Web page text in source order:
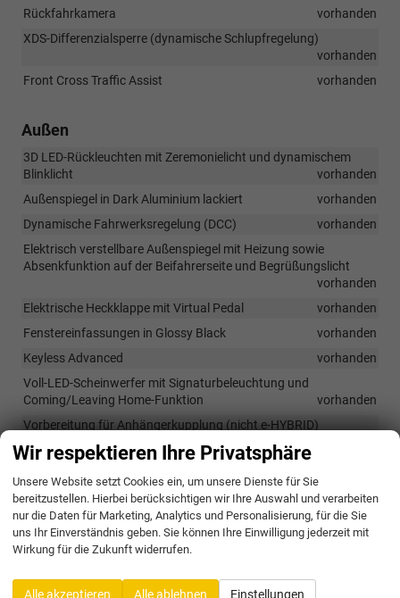
Rückfahrkamera
vorhanden
XDS-Differenzialsperre (dynamische Schlupfregelung)
vorhanden
Front Cross Traffic Assist
vorhanden
Außen
3D LED-Rückleuchten mit Zeremonielicht und dynamischem
Blinklicht
vorhanden
Außenspiegel in Dark Aluminium lackiert
vorhanden
Dynamische Fahrwerksregelung (DCC)
vorhanden
Elektrisch verstellbare Außenspiegel mit Heizung sowie
Absenkfunktion auf der Beifahrerseite und Begrüßungslicht
vorhanden
Elektrische Heckklappe mit Virtual Pedal
vorhanden
Fenstereinfassungen in Glossy Black
vorhanden
Keyless Advanced
vorhanden
Voll-LED-Scheinwerfer mit Signaturbeleuchtung und
Coming/Leaving Home-Funktion
vorhanden
Vorbereitung für Anhängerkupplung (nicht e-HYBRID)
Räder & Technik
19 Zoll POLAR Leichtmetallfelgen, Schwarz/Silber vorhanden
Eingebaute Extras
Wir respektieren Ihre Privatsphäre
Unsere Website setzt Cookies ein, um unsere Dienste für Sie
bereitzustellen. Hierbei berücksichtigen wir Ihre Auswahl und verarbeiten
nur die Daten für Marketing, Analytics und Personalisierung, für die Sie
uns Ihr Einverständnis geben. Sie können Ihre Einwilligung jederzeit mit
Wirkung für die Zukunft widerrufen.
Alle akzeptieren Alle ablehnen Einstellungen